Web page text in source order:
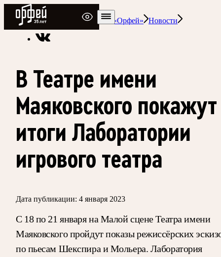
Радио Орфей
Радио классической музыки «Орфей»
Новости
В Театре имени
Маяковского покажут
итоги Лаборатории
игрового театра
Дата публикации: 4 января 2023
С 18 по 21 января на Малой сцене Театра имени
Маяковского пройдут показы режиссёрских
по пьесам Шекспира и Мольера. Лаборатория